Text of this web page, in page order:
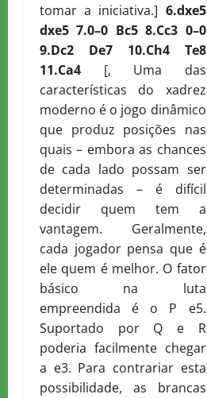
tomar a iniciativa.] 6.dxe5
dxe5 7.0–0 Bc5 8.Cc3 0–0
9.Dc2 De7 10.Ch4 Te8
11.Ca4 [, Uma das
características do xadrez
moderno é o jogo dinâmico
que produz posições nas
quais – embora as chances
de cada lado possam ser
determinadas – é difícil
decidir quem tem a
vantagem. Geralmente,
cada jogador pensa que é
ele quem é melhor. O fator
básico na luta
empreendida é o P e5.
Suportado por Q e R
poderia facilmente chegar
a e3. Para contrariar esta
possibilidade, as brancas